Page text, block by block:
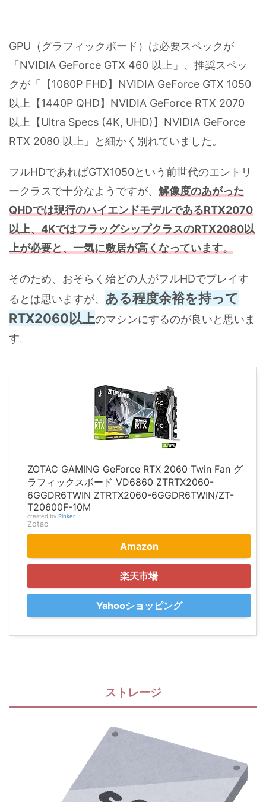
GPU（グラフィックボード）は必要スペックが
「NVIDIA GeForce GTX 460 以上」、推奨スペッ
クが「【1080P FHD】NVIDIA GeForce GTX 1050
以上【1440P QHD】NVIDIA GeForce RTX 2070
以上【Ultra Specs (4K, UHD)】NVIDIA GeForce
RTX 2080 以上」と細かく別れていました。
フルHDであればGTX1050という前世代のエントリ
ークラスで十分なようですが、 解像度のあがった
QHDでは現行のハイエンドモデルであるRTX2070
以上、4KではフラッグシップクラスのRTX2080以
上が必要と、一気に敷居が高くなっています。
そのため、おそらく殆どの人がフルHDでプレイす
るとは思いますが、 ある程度余裕を持って
RTX2060以上のマシンにするのが良いと思いま
す。
ZOTAC GAMING GeForce RTX 2060 Twin Fan グ
ラフィックスボード VD6860 ZTRTX2060-
6GGDR6TWIN ZTRTX2060-6GGDR6TWIN/ZT-
T20600F-10M
created by Rinker
Zotac
Amazon
楽天市場
Yahooショッピング
ストレージ